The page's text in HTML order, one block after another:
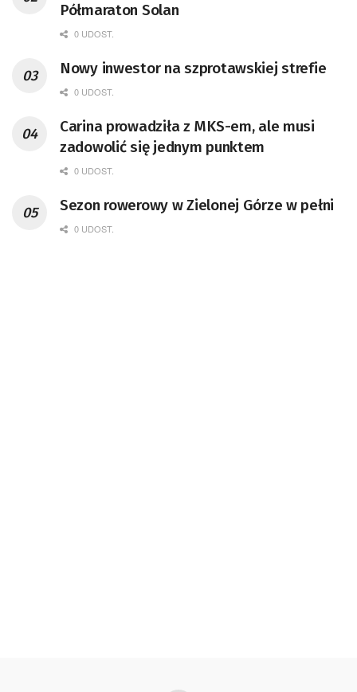
Półmaraton Solan
0 UDOST.
Nowy inwestor na szprotawskiej strefie
0 UDOST.
Carina prowadziła z MKS-em, ale musi
zadowolić się jednym punktem
0 UDOST.
Sezon rowerowy w Zielonej Górze w pełni
0 UDOST.